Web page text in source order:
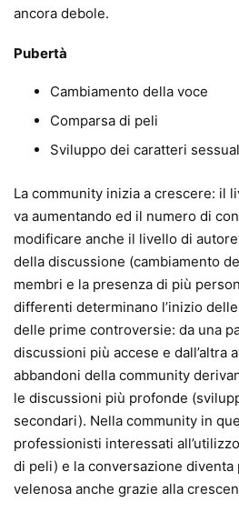
ancora debole.
Pubertà
Cambiamento della voce
Comparsa di peli
Sviluppo dei caratteri
La community inizia a crescere: il
va aumentando ed il numero di
modificare anche il livello di
della discussione (cambiamento
membri e la presenza di più
differenti determinano l’inizio
delle prime controversie: da una
discussioni più accese e dall’altra
abbandoni della community
le discussioni più profonde
secondari). Nella community in
professionisti interessati
di peli) e la conversazione diventa
velenosa anche grazie alla